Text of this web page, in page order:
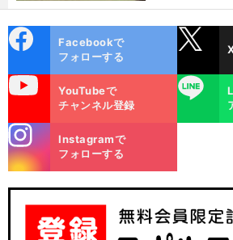
ok
Facebookで
フォローする
YouTubeで
チャンネル登録
LINE
m
Instagramで
フォローする